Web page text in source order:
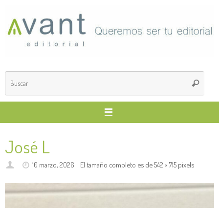
contenido
Buscar
José L
10 marzo, 2026 El tamaño completo es de542 × 715pixels